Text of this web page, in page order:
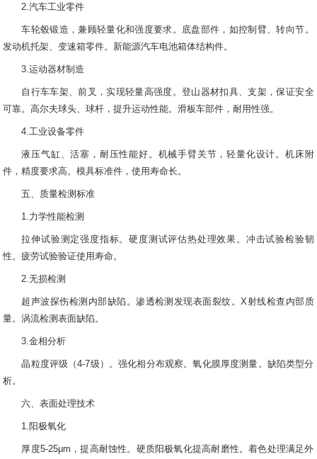
2.汽车工业零件
车轮毂锻造，兼顾轻量化和强度要求。底盘部件，如控制臂、转向节。
发动机托架、变速箱零件。新能源汽车电池箱体结构件。
3.运动器材制造
自行车车架、前叉，实现轻量高强度。登山器材扣具、支架，保证安全
可靠。高尔夫球头、球杆，提升运动性能。滑板车部件，耐用性强。
4.工业设备零件
液压气缸、活塞，耐压性能好。机械手臂关节，轻量化设计。机床附
件，精度要求高。模具标准件，使用寿命长。
五、质量检测标准
1.力学性能检测
拉伸试验测定强度指标。硬度测试评估热处理效果。冲击试验检验韧
性。疲劳试验验证使用寿命。
2.无损检测
超声波探伤检测内部缺陷。渗透检测发现表面裂纹。X射线检查内部质
量。涡流检测表面缺陷。
3.金相分析
晶粒度评级（4-7级）。强化相分布观察。氧化膜厚度测量。缺陷类型分
析。
六、表面处理技术
1.阳极氧化
厚度5-25μm，提高耐蚀性。硬质阳极氧化提高耐磨性。着色处理满足外